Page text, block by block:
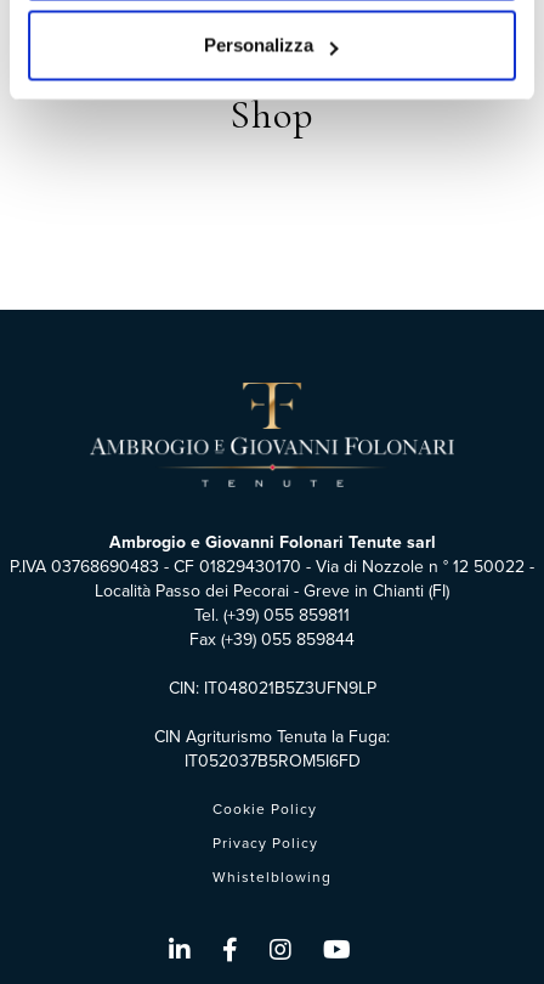
Personalizza
Shop
Cookie Policy
Privacy Policy
Whistelblowing
Ambrogio e Giovanni Folonari Tenute sarl
P.IVA 03768690483 - CF 01829430170 - Via di Nozzole n ° 12 50022 -
Località Passo dei Pecorai - Greve in Chianti (FI)
Tel. (+39) 055 859811
Fax (+39) 055 859844
CIN: IT048021B5Z3UFN9LP
CIN Agriturismo Tenuta la Fuga:
IT052037B5ROM5I6FD